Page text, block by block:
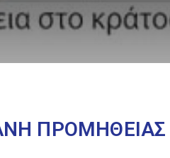
ΠΡΟΜΗΘΕΙΑΣ